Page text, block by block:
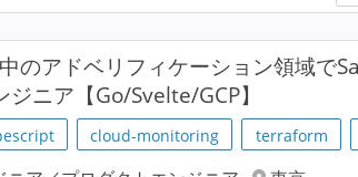
のアドベリフィケーション領域で
ニア【Go/Svelte/GCP】
cloud-monitoring terraform